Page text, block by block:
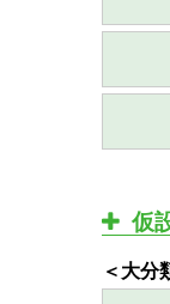
仮
＜大分